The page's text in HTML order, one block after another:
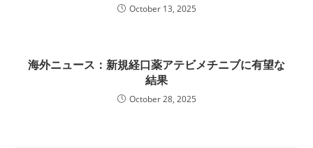
October 13, 2025
海外ニュース：新規経口薬アテビメチニブに有望な
結果
October 28, 2025